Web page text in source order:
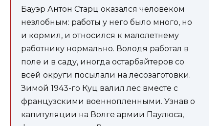
Бауэр Антон Старц оказался человеком
незлобным: работы у него было много, но
и кормил, и относился к малолетнему
работнику нормально. Володя работал в
поле и в саду, иногда остарбайтеров со
всей округи посылали на лесозаготовки.
Зимой 1943-го Куц валил лес вместе с
французскими военнопленными. Узнав о
капитуляции на Волге армии Паулюса,